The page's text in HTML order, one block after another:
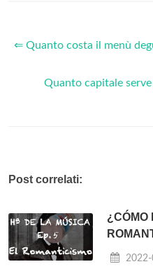
⇐ Quanto costa il menù
Quanto capitale
Post correlati:
¿CÓMO